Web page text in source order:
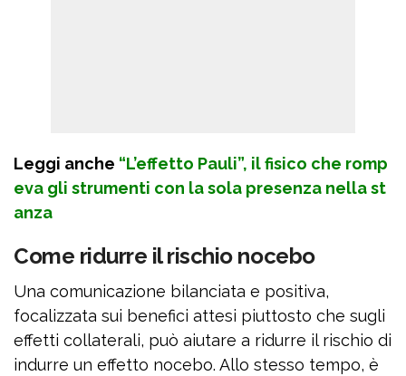
Leggi anche “L’effetto Pauli”, il fisico che romp
eva gli strumenti con la sola presenza nella st
anza
Come ridurre il rischio nocebo
Una comunicazione bilanciata e positiva,
focalizzata sui benefici attesi piuttosto che sugli
effetti collaterali, può aiutare a ridurre il rischio di
indurre un effetto nocebo. Allo stesso tempo, è